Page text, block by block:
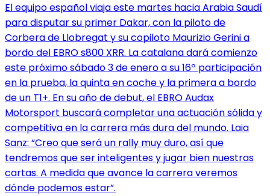
El equipo español viaja este martes hacia Arabia Saudí
para disputar su primer Dakar, con la piloto de
Corbera de Llobregat y su copiloto Maurizio Gerini a
bordo del EBRO s800 XRR. La catalana dará comienzo
este próximo sábado 3 de enero a su 16ª participación
en la prueba, la quinta en coche y la primera a bordo
de un T1+. En su año de debut, el EBRO Audax
Motorsport buscará completar una actuación sólida y
competitiva en la carrera más dura del mundo. Laia
Sanz: “Creo que será un rally muy duro, así que
tendremos que ser inteligentes y jugar bien nuestras
cartas. A medida que avance la carrera veremos
dónde podemos estar”.